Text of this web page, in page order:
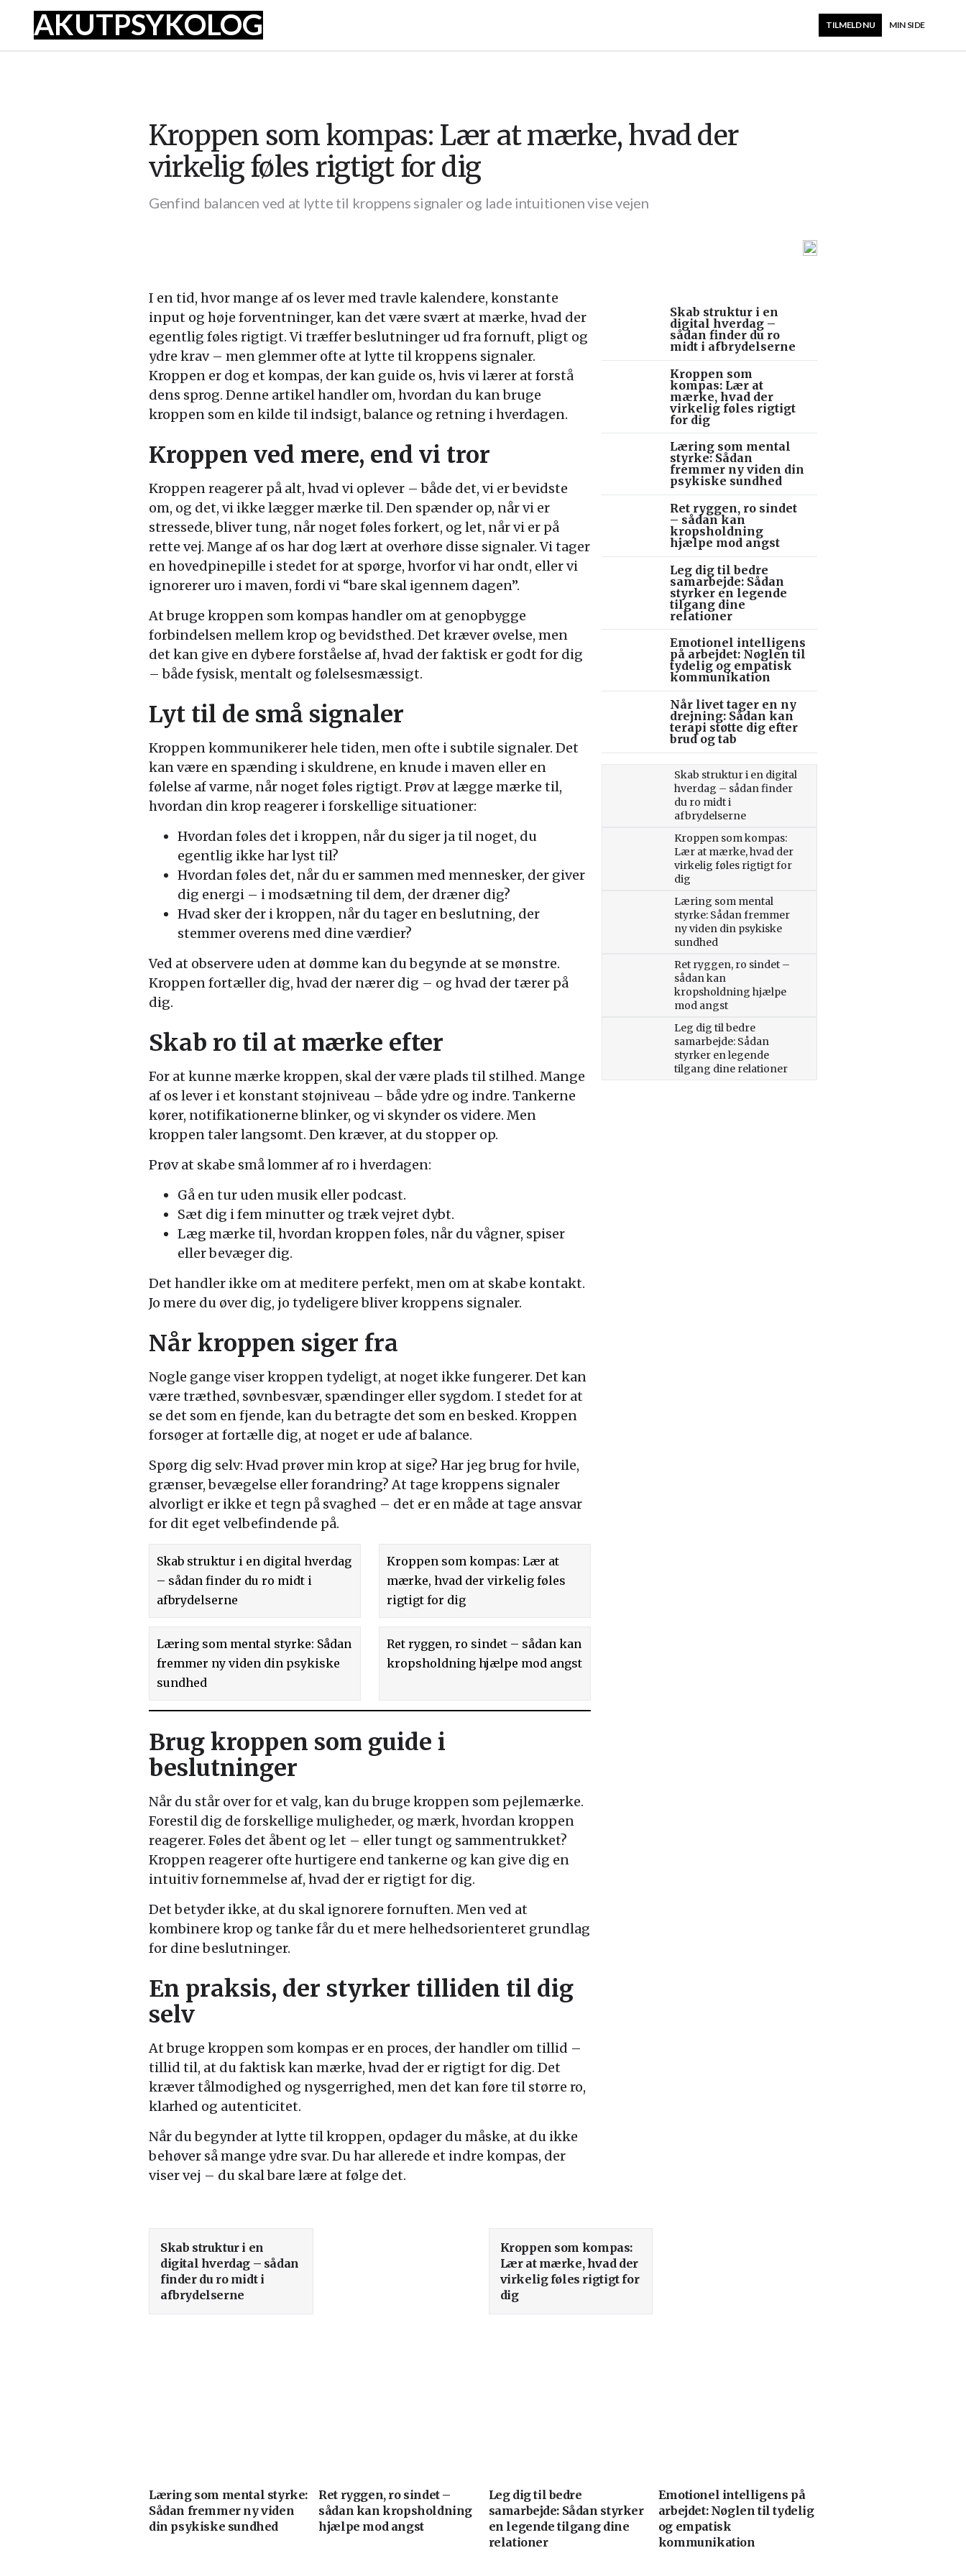
AKUTPSYKOLOG MIN SIDE
TILMELD NU
Kroppen som kompas: Lær at mærke, hvad der
virkelig føles rigtigt for dig
Genfind balancen ved at lytte til kroppens signaler og lade intuitionen vise vejen
I en tid, hvor mange af os lever med travle kalendere, konstante
input og høje forventninger, kan det være svært at mærke, hvad der
egentlig føles rigtigt. Vi træffer beslutninger ud fra fornuft, pligt og
ydre krav – men glemmer ofte at lytte til kroppens signaler.
Kroppen er dog et kompas, der kan guide os, hvis vi lærer at forstå
dens sprog. Denne artikel handler om, hvordan du kan bruge
kroppen som en kilde til indsigt, balance og retning i hverdagen.
Kroppen ved mere, end vi tror
Kroppen reagerer på alt, hvad vi oplever – både det, vi er bevidste
om, og det, vi ikke lægger mærke til. Den spænder op, når vi er
stressede, bliver tung, når noget føles forkert, og let, når vi er på
rette vej. Mange af os har dog lært at overhøre disse signaler. Vi tager
en hovedpinepille i stedet for at spørge, hvorfor vi har ondt, eller vi
ignorerer uro i maven, fordi vi “bare skal igennem dagen”.
At bruge kroppen som kompas handler om at genopbygge
forbindelsen mellem krop og bevidsthed. Det kræver øvelse, men
det kan give en dybere forståelse af, hvad der faktisk er godt for dig
– både fysisk, mentalt og følelsesmæssigt.
Lyt til de små signaler
Kroppen kommunikerer hele tiden, men ofte i subtile signaler. Det
kan være en spænding i skuldrene, en knude i maven eller en
følelse af varme, når noget føles rigtigt. Prøv at lægge mærke til,
hvordan din krop reagerer i forskellige situationer:
Hvordan føles det i kroppen, når du siger ja til noget, du
egentlig ikke har lyst til?
Hvordan føles det, når du er sammen med mennesker, der giver
dig energi – i modsætning til dem, der dræner dig?
Hvad sker der i kroppen, når du tager en beslutning, der
stemmer overens med dine værdier?
Ved at observere uden at dømme kan du begynde at se mønstre.
Kroppen fortæller dig, hvad der nærer dig – og hvad der tærer på
dig.
Skab ro til at mærke efter
For at kunne mærke kroppen, skal der være plads til stilhed. Mange
af os lever i et konstant støjniveau – både ydre og indre. Tankerne
kører, notifikationerne blinker, og vi skynder os videre. Men
kroppen taler langsomt. Den kræver, at du stopper op.
Prøv at skabe små lommer af ro i hverdagen:
Gå en tur uden musik eller podcast.
Sæt dig i fem minutter og træk vejret dybt.
Læg mærke til, hvordan kroppen føles, når du vågner, spiser
eller bevæger dig.
Det handler ikke om at meditere perfekt, men om at skabe kontakt.
Jo mere du øver dig, jo tydeligere bliver kroppens signaler.
Når kroppen siger fra
Nogle gange viser kroppen tydeligt, at noget ikke fungerer. Det kan
være træthed, søvnbesvær, spændinger eller sygdom. I stedet for at
se det som en fjende, kan du betragte det som en besked. Kroppen
forsøger at fortælle dig, at noget er ude af balance.
Spørg dig selv: Hvad prøver min krop at sige? Har jeg brug for hvile,
grænser, bevægelse eller forandring? At tage kroppens signaler
alvorligt er ikke et tegn på svaghed – det er en måde at tage ansvar
for dit eget velbefindende på.
Skab struktur i en digital hverdag
– sådan finder du ro midt i
afbrydelserne
Kroppen som kompas: Lær at
mærke, hvad der virkelig føles
rigtigt for dig
Læring som mental styrke: Sådan
fremmer ny viden din psykiske
sundhed
Ret ryggen, ro sindet – sådan kan
kropsholdning hjælpe mod angst
Brug kroppen som guide i
beslutninger
Når du står over for et valg, kan du bruge kroppen som pejlemærke.
Forestil dig de forskellige muligheder, og mærk, hvordan kroppen
reagerer. Føles det åbent og let – eller tungt og sammentrukket?
Kroppen reagerer ofte hurtigere end tankerne og kan give dig en
intuitiv fornemmelse af, hvad der er rigtigt for dig.
Det betyder ikke, at du skal ignorere fornuften. Men ved at
kombinere krop og tanke får du et mere helhedsorienteret grundlag
for dine beslutninger.
En praksis, der styrker tilliden til dig
selv
At bruge kroppen som kompas er en proces, der handler om tillid –
tillid til, at du faktisk kan mærke, hvad der er rigtigt for dig. Det
kræver tålmodighed og nysgerrighed, men det kan føre til større ro,
klarhed og autenticitet.
Når du begynder at lytte til kroppen, opdager du måske, at du ikke
behøver så mange ydre svar. Du har allerede et indre kompas, der
viser vej – du skal bare lære at følge det.
Skab struktur i en
digital hverdag –
sådan finder du ro
midt i afbrydelserne
Kroppen som
kompas: Lær at
mærke, hvad der
virkelig føles rigtigt
for dig
Læring som mental
styrke: Sådan
fremmer ny viden din
psykiske sundhed
Ret ryggen, ro sindet
– sådan kan
kropsholdning
hjælpe mod angst
Leg dig til bedre
samarbejde: Sådan
styrker en legende
tilgang dine
relationer
Emotionel intelligens
på arbejdet: Nøglen til
tydelig og empatisk
kommunikation
Når livet tager en ny
drejning: Sådan kan
terapi støtte dig efter
brud og tab
Skab struktur i en digital
hverdag – sådan finder
du ro midt i
afbrydelserne
Kroppen som kompas:
Lær at mærke, hvad der
virkelig føles rigtigt for
dig
Læring som mental
styrke: Sådan fremmer
ny viden din psykiske
sundhed
Ret ryggen, ro sindet –
sådan kan
kropsholdning hjælpe
mod angst
Leg dig til bedre
samarbejde: Sådan
styrker en legende
tilgang dine relationer
Skab struktur i en
digital hverdag – sådan
finder du ro midt i
afbrydelserne
Kroppen som kompas:
Lær at mærke, hvad der
virkelig føles rigtigt for
dig
Læring som mental styrke:
Sådan fremmer ny viden
din psykiske sundhed
Ret ryggen, ro sindet –
sådan kan kropsholdning
hjælpe mod angst
Leg dig til bedre
samarbejde: Sådan styrker
en legende tilgang dine
relationer
Emotionel intelligens på
arbejdet: Nøglen til tydelig
og empatisk
kommunikation